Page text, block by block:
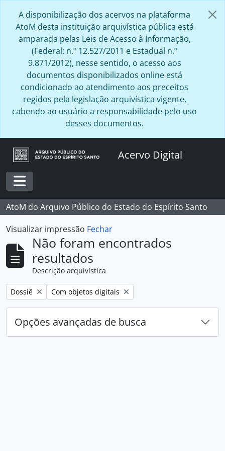
A disponibilização dos acervos na plataforma
AtoM desta instituição arquivística pública está
amparada pelas Leis de Acesso à Informação,
(Federal: n.º 12.527/2011 e Estadual n.º
9.871/2012), nesse sentido, o acesso aos
documentos disponibilizados online está
condicionado ao atendimento aos preceitos
regidos pela legislação arquivística vigente,
cabendo ao usuário a responsabilidade pelo uso
desses documentos.
Acervo Digital
Toggle navigation
AtoM do Arquivo Público do Estado do Espírito Santo
Visualizar impressão Fechar
Não foram encontrados
resultados
Descrição arquivística
Remover filtro:
Dossiê Remover filtro:
Com objetos digitais
Opções avançadas de busca